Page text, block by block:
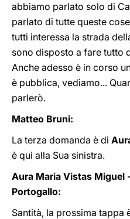
abbiamo parlato solo di
parlato di tutte queste
tutti interessa la strada
sono disposto a fare tutto
Anche adesso è in corso
è pubblica, vediamo...
parlerò.
Matteo Bruni:
La terza domanda è di
è qui alla Sua sinistra.
Aura Maria Vistas Miguel
Portogallo:
Santità, la prossima tappa